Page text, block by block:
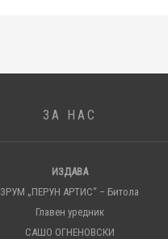
ЗА НАС
ИЗДАВА
ЗРУМ „ПЕРУН АРТИС“ – Битола
Главен уредник
САШО ОГНЕНОВСКИ